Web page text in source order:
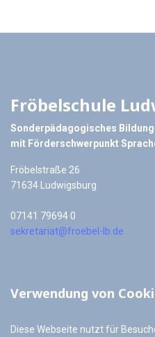
Fröbelschule
Sonderpädagogisches
mit Förderschwerpunkt
Fröbelstraße 26
71634 Ludwigsburg
07141 79694 0
sekretariat@froebel-lb.de
Verwendung von
Diese Webseite nutzt für